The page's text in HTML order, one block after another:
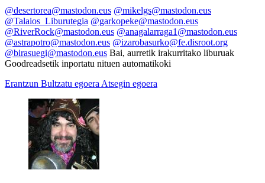
@desertorea@mastodon.eus @mikelgs@mastodon.eus
@Talaios_Liburutegia @garkopeke@mastodon.eus
@RiverRock@mastodon.eus @anagalarraga1@mastodon.eus
@astrapotro@mastodon.eus @izarobasurko@fe.disroot.org
@birasuegi@mastodon.eus Bai, aurretik irakurritako liburuak
Goodreadsetik inportatu nituen automatikoki
Erantzun Bultzatu egoera Atsegin egoera